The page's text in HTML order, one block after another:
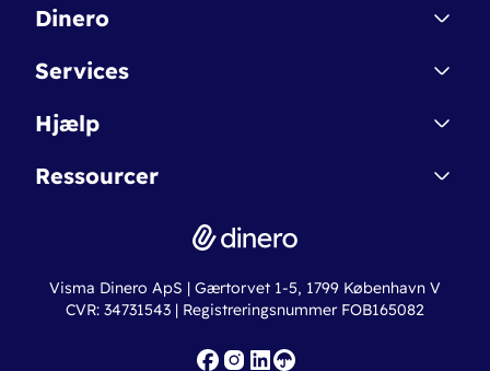
Dinero
Kontakt
Betingelser & Sikkerhed
Nye funktioner
Services
Dinero Starter
Dinero Pro
Erhvervslån
Fakturaskabeloner
Hjælp
Regnskabsordbogen
Online regnskabskurser
Ressourcer
Ny virksomhed
Iværksætterlegat
Visma Dinero ApS | Gærtorvet 1-5, 1799 København V
CVR: 34731543 | Registreringsnummer FOB165082